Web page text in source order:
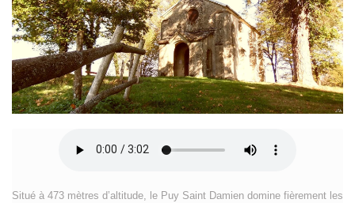
Situé à 473 mètres d’altitude, le Puy Saint Damien domine fièrement les